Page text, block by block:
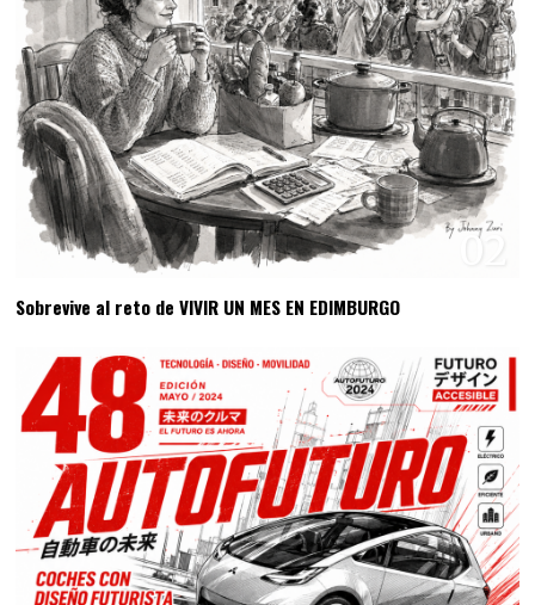
02
Sobrevive al reto de VIVIR UN MES EN EDIMBURGO